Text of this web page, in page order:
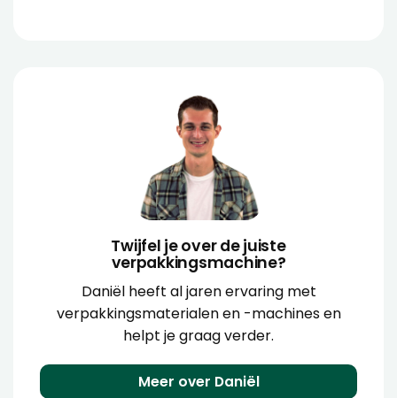
Twijfel je over de juiste
verpakkingsmachine?
Daniël heeft al jaren ervaring met
verpakkingsmaterialen en -machines en
helpt je graag verder.
Meer over Daniël